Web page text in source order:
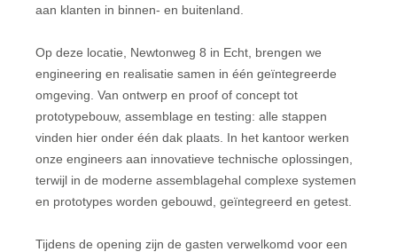
aan klanten in binnen- en buitenland.
Op deze locatie, Newtonweg 8 in Echt, brengen we
engineering en realisatie samen in één geïntegreerde
omgeving. Van ontwerp en proof of concept tot
prototypebouw, assemblage en testing: alle stappen
vinden hier onder één dak plaats. In het kantoor werken
onze engineers aan innovatieve technische oplossingen,
terwijl in de moderne assemblagehal complexe systemen
en prototypes worden gebouwd, geïntegreerd en getest.
Tijdens de opening zijn de gasten verwelkomd voor een